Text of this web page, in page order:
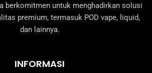
berkomitmen untuk menghadirkan solusi
premium, termasuk POD vape, liquid,
dan lainnya.
INFORMASI